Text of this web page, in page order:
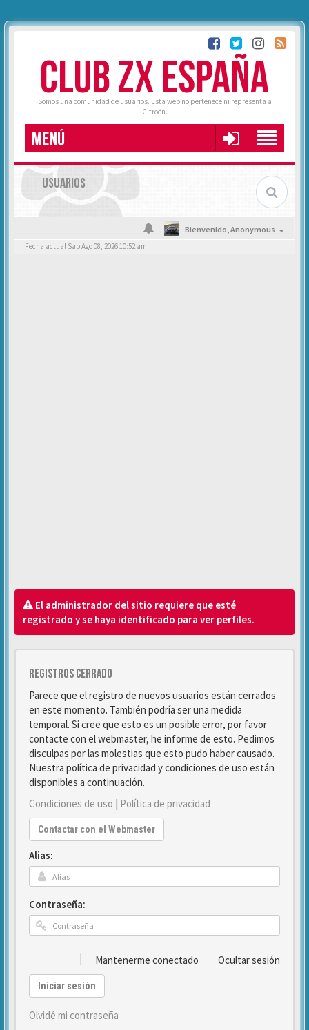
CLUB ZX ESPAÑA
Somos una comunidad de usuarios. Esta web no pertenece ni representa a
Citroën.
MENÚ
USUARIOS
Bienvenido,Anonymous
Fecha actual Sab Ago 08, 2026 10:52 am
El administrador del sitio requiere que esté
registrado y se haya identificado para ver perfiles.
Registros cerrado
Parece que el registro de nuevos usuarios están cerrados
en este momento. También podría ser una medida
temporal. Si cree que esto es un posible error, por favor
contacte con el webmaster, he informe de esto. Pedimos
disculpas por las molestias que esto pudo haber causado.
Nuestra política de privacidad y condiciones de uso están
disponibles a continuación.
Condiciones de uso | Política de privacidad
Contactar con el Webmaster
Alias:
Contraseña:
Mantenerme conectado Ocultar sesión
Iniciar sesión
Olvidé mi contraseña